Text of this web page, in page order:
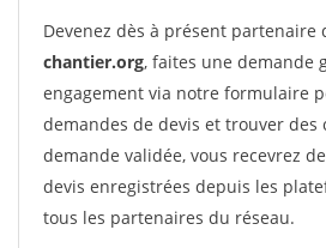
Devenez dès à présent partenaire
chantier.org, faites une demande
engagement via notre formulaire
demandes de devis et trouver des
demande validée, vous recevrez
devis enregistrées depuis les
tous les partenaires du réseau.